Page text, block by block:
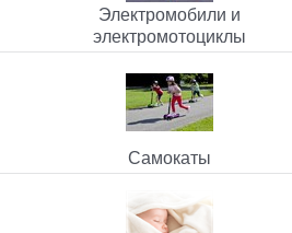
Электромобили и
электромотоциклы
Самокаты